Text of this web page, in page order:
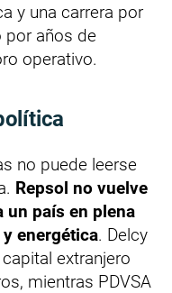
y una carrera por
por años de
operativo.
no puede leerse
Repsol no vuelve
un país en plena
energética. Delcy
extranjero
mientras PDVSA